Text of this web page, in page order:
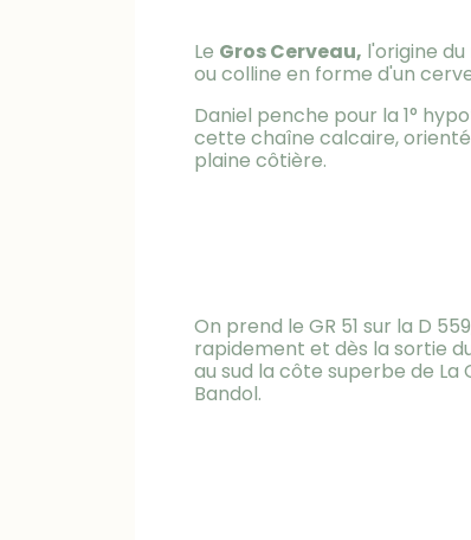
Le Gros Cerveau, l'origine
ou colline en forme d'un
Daniel penche pour la 1°
cette chaîne calcaire,
plaine côtière.
On prend le GR 51 sur la D
rapidement et dès la sortie
au sud la côte superbe de
Bandol.